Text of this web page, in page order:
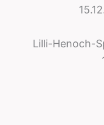
Lilli-Henoch-